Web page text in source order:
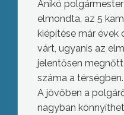
Anikó
elmondta, az 5
kiépítése már évek
várt, ugyanis az
jelentősen
száma a térségben.
A jövőben a
nagyban